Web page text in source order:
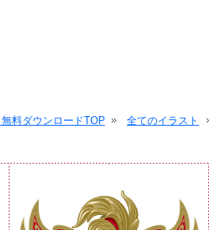
料ダウンロードTOP 全てのイラスト